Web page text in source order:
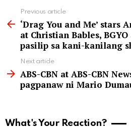
more
Previous article
‘Drag You and Me’ stars
at Christian Bables,
pasilip sa kani-kanilang
Next article
ABS-CBN at ABS-CBN
pagpanaw ni Mario
What's Your Reaction?